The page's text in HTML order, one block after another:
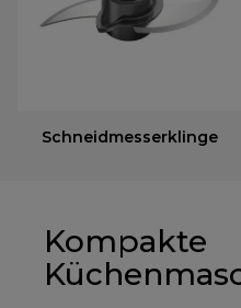
Schneidmesserklinge
Kompakte